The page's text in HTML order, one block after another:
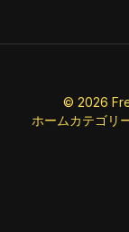
© 2026
ホームカテゴリ